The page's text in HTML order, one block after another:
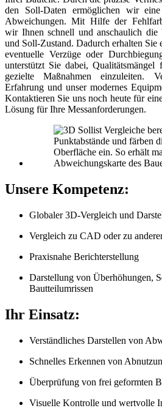
den Soll-Daten ermöglichen wir
Abweichungen. Mit Hilfe der
wir Ihnen schnell und anschaulich die
und Soll-Zustand. Dadurch erhalten Sie
eventuelle Verzüge oder
unterstützt Sie dabei,
gezielte Maßnahmen einzuleiten.
Erfahrung und unser modernes
Kontaktieren Sie uns noch heute für
Lösung für Ihre Messanforderungen.
Unsere Kompetenz:
Globaler 3D-Vergleich und
Vergleich zu CAD oder zu
Praxisnahe Berichterstellung
Darstellung von Überhöhungen,
Bautteilumrissen
Ihr Einsatz:
Verständliches Darstellen von
Schnelles Erkennen von
Überprüfung von frei geformten
Visuelle Kontrolle und wertvolle